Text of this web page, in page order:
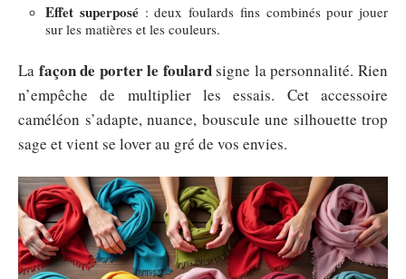
Effet superposé: deux foulards fins combinés pour jouer
sur les matières et les couleurs.
La façon de porter le foulardsigne la personnalité. Rien
n’empêche de multiplier les essais. Cet accessoire
caméléon s’adapte, nuance, bouscule une silhouette trop
sage et vient se lover au gré de vos envies.